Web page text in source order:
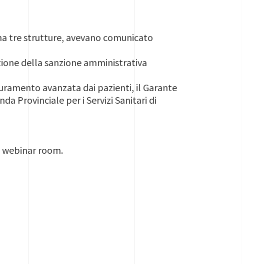
tre strutture, avevano comunicato
della sanzione amministrativa
avanzata dai pazienti, il Garante
Provinciale per i Servizi Sanitari di
room.